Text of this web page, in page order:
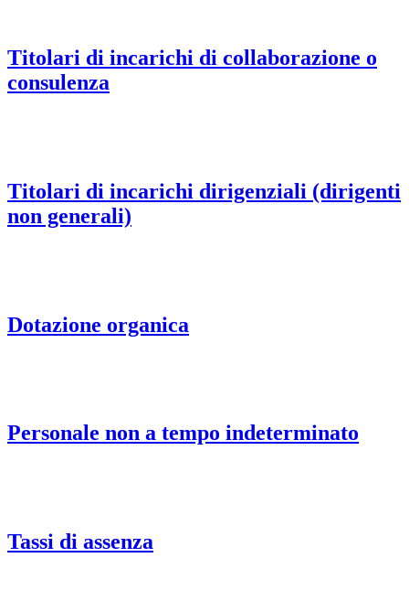
Titolari di incarichi di collaborazione o
consulenza
Titolari di incarichi dirigenziali (dirigenti
non generali)
Dotazione organica
Personale non a tempo indeterminato
Tassi di assenza